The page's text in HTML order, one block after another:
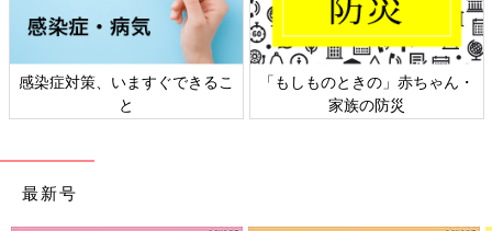
感染症対策、いますぐできるこ
と
「もしものときの」赤ちゃん・
家族の防災
最新号